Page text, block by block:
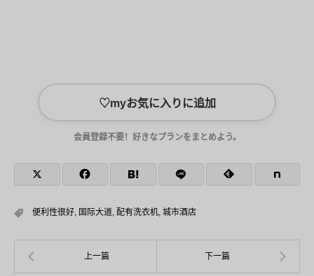
♡myお気に入りに追加
会員登録不要！好きなプランをまとめよう。
便利性很好, 国际大道, 配有洗衣机, 城市酒店